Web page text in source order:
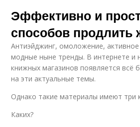
Эффективно и
способов продлить
Антиэйджинг, омоложение,
модные ныне тренды. В интернете и
книжных магазинов появляется всё
на эти актуальные темы.
Однако такие материалы имеют три
Каких?